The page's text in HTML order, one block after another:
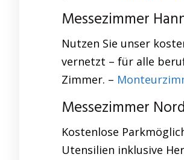
Messezimmer
Nutzen Sie unser
vernetzt – für alle
Zimmer. –
Messezimmer
Kostenlose
Utensilien inklusive